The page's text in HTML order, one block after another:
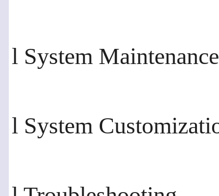
l System Maintenance
l System